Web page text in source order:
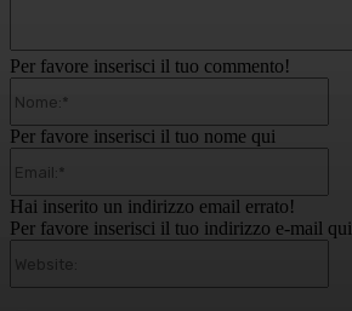
Per favore inserisci il tuo commento!
Per favore inserisci il tuo nome qui
Hai inserito un indirizzo email errato!
Per favore inserisci il tuo indirizzo e-mail qui